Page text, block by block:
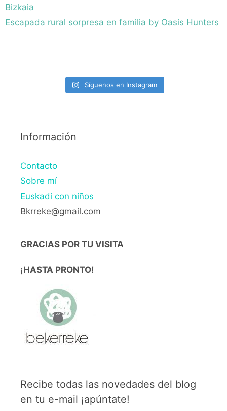
Bizkaia
Escapada rural sorpresa en familia by Oasis Hunters
Síguenos en Instagram
Información
Contacto
Sobre mí
Euskadi con niños
Bkrreke@gmail.com
GRACIAS POR TU VISITA
¡HASTA PRONTO!
Recibe todas las novedades del blog
en tu e-mail ¡apúntate!